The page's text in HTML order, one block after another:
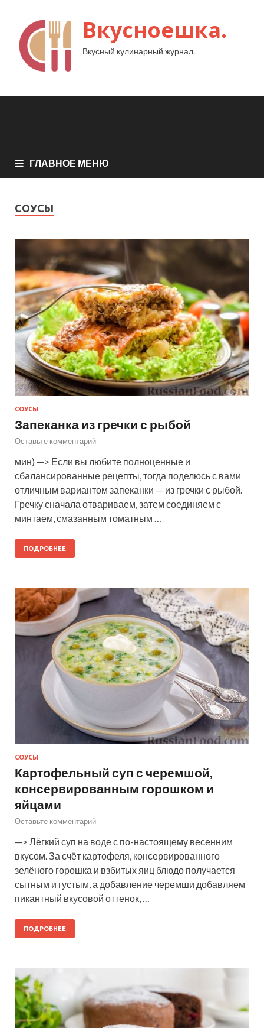
Вкусноешка.
Вкусный кулинарный журнал.
ГЛАВНОЕ МЕНЮ
СОУСЫ
СОУСЫ
Запеканка из гречки с рыбой
Оставьте комментарий
мин) —> Если вы любите полноценные и
сбалансированные рецепты, тогда поделюсь с вами
отличным вариантом запеканки — из гречки с рыбой.
Гречку сначала отвариваем, затем соединяем с
минтаем, смазанным томатным …
ПОДРОБНЕЕ
СОУСЫ
Картофельный суп с черемшой,
консервированным горошком и
яйцами
Оставьте комментарий
—> Лёгкий суп на воде с по-настоящему весенним
вкусом. За счёт картофеля, консервированного
зелёного горошка и взбитых яиц блюдо получается
сытным и густым, а добавление черемши добавляем
пикантный вкусовой оттенок, …
ПОДРОБНЕЕ